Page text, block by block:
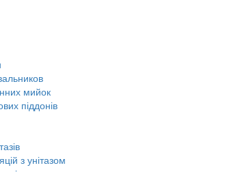
мийок
піддонів
з унітазом